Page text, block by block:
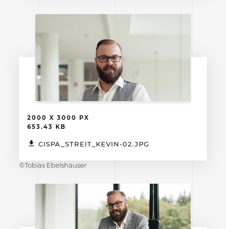
2000 X 3000 PX
653.43 KB
CISPA_STREIT_KEVIN-02.JPG
©Tobias Ebelshäuser